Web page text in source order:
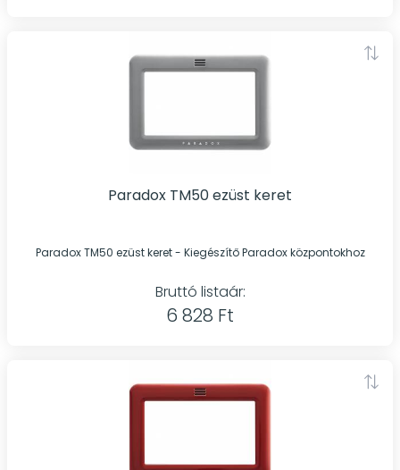
Paradox TM50 ezüst keret
Paradox TM50 ezüst keret - Kiegészítő Paradox központokhoz
Bruttó listaár:
6 828 Ft